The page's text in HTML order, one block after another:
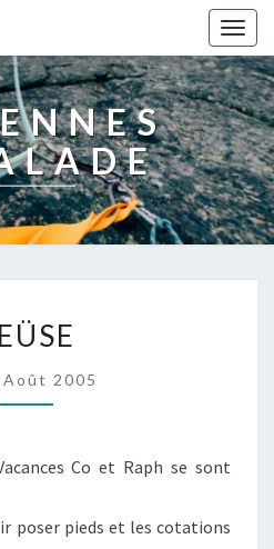
2005
Co et Raph se sont
poser pieds et les cotations